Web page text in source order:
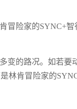
冒险家的SYNC+
变的路况。如若要
林肯冒险家的